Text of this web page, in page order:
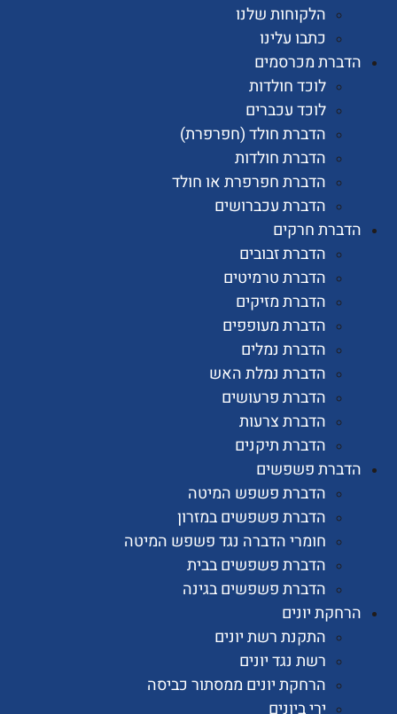
הלקוחות שלנו
כתבו עלינו
מכרסמים
לוכד חולדות
לוכד עכברים
הדברת חולד (חפרפרת)
הדברת חולדות
הדברת חפרפרת או חולד
הדברת עכברושים
חרקים
הדברת זבובים
הדברת טרמיטים
הדברת מזיקים
הדברת מעופפים
הדברת נמלים
הדברת נמלת האש
הדברת פרעושים
הדברת צרעות
הדברת תיקנים
פשפשים
הדברת פשפש המיטה
הדברת פשפשים במזרון
חומרי הדברה נגד פשפש המיטה
הדברת פשפשים בבית
הדברת פשפשים בגינה
יונים
התקנת רשת יונים
רשת נגד יונים
הרחקת יונים ממסתור כביסה
ירי ביונים